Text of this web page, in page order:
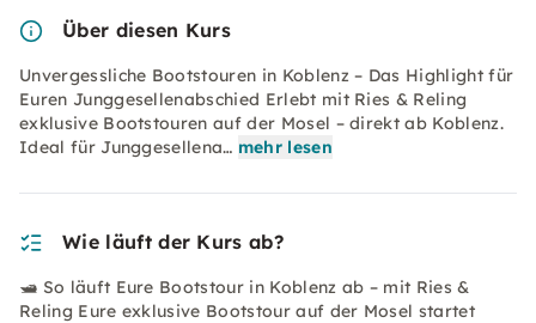
Über diesen Kurs
Unvergessliche Bootstouren in Koblenz – Das Highlight für
Euren Junggesellenabschied Erlebt mit Ries & Reling
exklusive Bootstouren auf der Mosel – direkt ab Koblenz.
Ideal für Junggesellena… mehr lesen
Wie läuft der Kurs ab?
🛥️ So läuft Eure Bootstour in Koblenz ab – mit Ries &
Reling Eure exklusive Bootstour auf der Mosel startet